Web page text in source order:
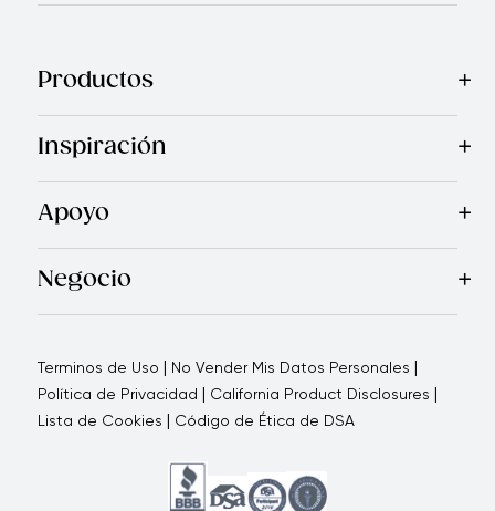
Productos
Mas VendidosCocinaCuchillosVajillasElectrodomésticos
Inspiración
RecetasBlogRoyal TVRevista Royal PrestigePrograma
Apoyo
ContáctanosQuienes SomosGarantía Royal Prestige
Negocio
Por qué elegirnosCómo te apoyamosBlogs -
Terminos de Uso | No Vender Mis Datos Personales |
Política de Privacidad | California Product Disclosures |
Lista de Cookies | Código de Ética de DSA